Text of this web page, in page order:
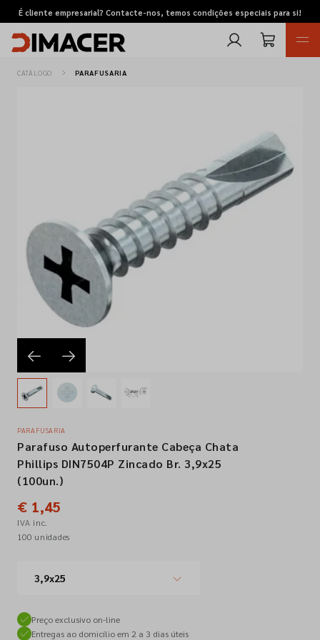
É cliente empresarial? Contacte-nos, temos condições especiais para si!
Pedidos de cotação
Marcas
Favoritos
Empresa
Contactos
Siga-nos nas redes sociais
CATÁLOGO PARAFUSARIA
PARAFUSARIA
Parafuso Autoperfurante Cabeça Chata
Phillips DIN7504P Zincado Br. 3,9x25
(100un.)
€ 1,45
IVA inc.
100 unidades
3,9x25
Preço exclusivo on-line
Entregas ao domicílio em 2 a 3 dias úteis